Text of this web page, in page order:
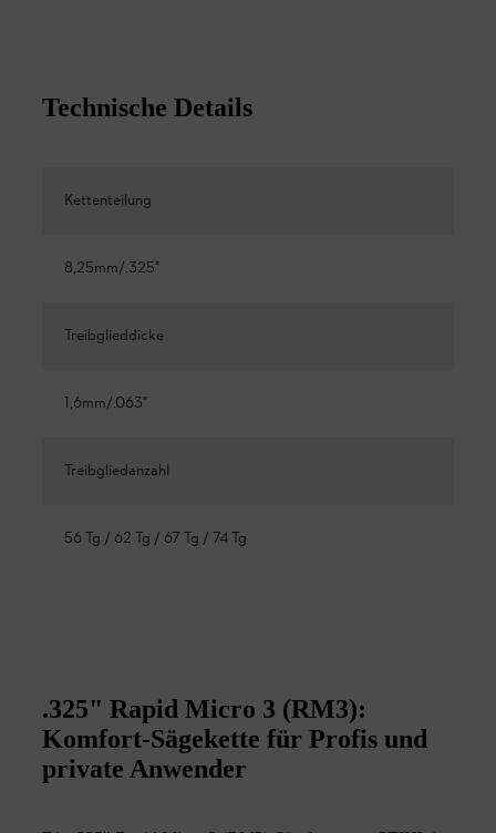
Technische Details
Kettenteilung
8,25mm/.325"
Treibglieddicke
1,6mm/.063"
Treibgliedanzahl
56 Tg / 62 Tg / 67 Tg / 74 Tg
.325" Rapid Micro 3 (RM3):
Komfort-Sägekette für Profis und
private Anwender